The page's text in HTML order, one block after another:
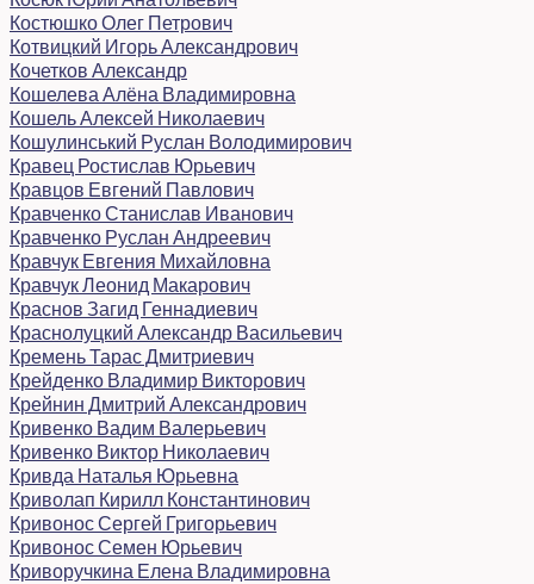
Костюшко Олег Петрович
Котвицкий Игорь Александрович
Кочетков Александр
Кошелева Алёна Владимировна
Кошель Алексей Николаевич
Кошулинський Руслан Володимирович
Кравец Ростислав Юрьевич
Кравцов Евгений Павлович
Кравченко Станислав Иванович
Кравченко Руслан Андреевич
Кравчук Евгения Михайловна
Кравчук Леонид Макарович
Краснов Загид Геннадиевич
Краснолуцкий Александр Васильевич
Кремень Тарас Дмитриевич
Крейденко Владимир Викторович
Крейнин Дмитрий Александрович
Кривенко Вадим Валерьевич
Кривенко Виктор Николаевич
Кривда Наталья Юрьевна
Криволап Кирилл Константинович
Кривонос Сергей Григорьевич
Кривонос Семен Юрьевич
Криворучкина Елена Владимировна